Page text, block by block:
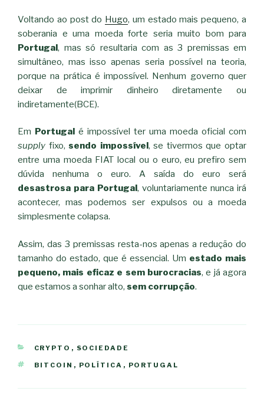
Voltando ao post do Hugo, um estado mais pequeno, a
soberania e uma moeda forte seria muito bom para
Portugal, mas só resultaria com as 3 premissas em
simultâneo, mas isso apenas seria possível na teoria,
porque na prática é impossível. Nenhum governo quer
deixar de imprimir dinheiro diretamente ou
indiretamente(BCE).
Em Portugal é impossível ter uma moeda oficial com
supply fixo,sendo impossível, se tivermos que optar
entre uma moeda FIAT local ou o euro, eu prefiro sem
dúvida nenhuma o euro. A saída do euro será
desastrosa para Portugal, voluntariamente nunca irá
acontecer, mas podemos ser expulsos ou a moeda
simplesmente colapsa.
Assim, das 3 premissas resta-nos apenas a redução do
tamanho do estado, que é essencial. Um estado mais
pequeno, mais eficaz e sem burocracias, e já agora
que estamos a sonhar alto, sem corrupção.
CATEGORIAS
CRYPTO , SOCIEDADE
ETIQUETAS
BITCOIN , POLÍTICA , PORTUGAL